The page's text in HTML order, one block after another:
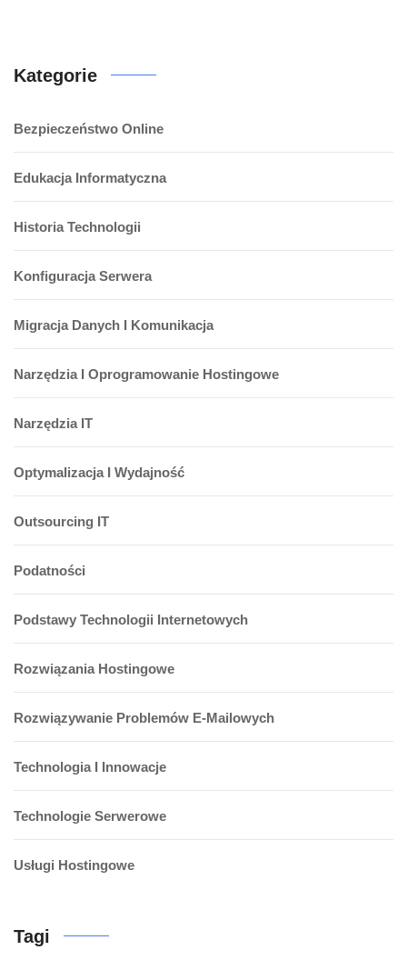
Kategorie
Bezpieczeństwo Online
Edukacja Informatyczna
Historia Technologii
Konfiguracja Serwera
Migracja Danych I Komunikacja
Narzędzia I Oprogramowanie Hostingowe
Narzędzia IT
Optymalizacja I Wydajność
Outsourcing IT
Podatności
Podstawy Technologii Internetowych
Rozwiązania Hostingowe
Rozwiązywanie Problemów E-Mailowych
Technologia I Innowacje
Technologie Serwerowe
Usługi Hostingowe
Tagi